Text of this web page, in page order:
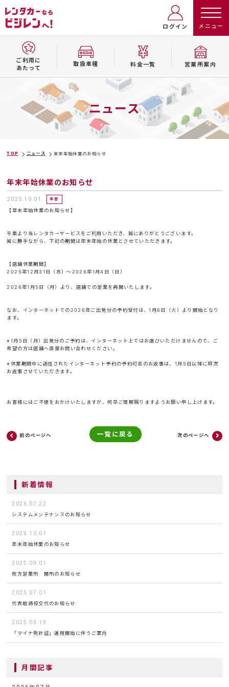
ログイン
ご利用に
あたって
取扱⾞種 料⾦⼀覧 営業所案内
ニュース
TOP ニュース 年末年始休業のお知らせ
年末年始休業のお知らせ
2025.10.01 重要
【年末年始休業のお知らせ】
平素より当レンタカーサービスをご利用いただき、誠にありがとうございます。
誠に勝手ながら、下記の期間は年末年始の休業とさせていただきます。
【店舗休業期間】
2025年12月31日（水）～2026年1月4日（日）
2026年1月5日（月）より、店舗での営業を再開いたします。
なお、インターネットでの2026年ご出発分の予約受付は、1月6日（火）より開始となり
ます。
※1月5日（月）出発分のご予約は、インターネット上ではお選びいただけませんので、ご
希望の方は店舗へ直接お問い合わせください。
※休業期間中に送信されたインターネット予約の予約可否のお返事は、1月5日以降に順次
お返事させていただきます。
お客様にはご不便をおかけいたしますが、何卒ご理解賜りますようお願い申し上げます。
前のページへ 一覧に戻る 次のページへ
新着情報
2026.07.22
システムメンテナンスのお知らせ
2025.10.01
年末年始休業のお知らせ
2025.09.01
枚方営業所 開所のお知らせ
2025.07.01
代表取締役交代のお知らせ
2025.03.19
「マイナ免許証」運用開始に伴うご案内
月間記事